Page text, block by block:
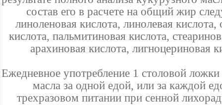
состав его в расчете на общий жир
линоленовая кислота, линолевая кислота,
кислота, пальмитиновая кислота,
арахиновая кислота, лигноцериновая
Ежедневное употребление 1 столовой ложки
масла за одной едой, или за каждой
трехразовом питании при сенной